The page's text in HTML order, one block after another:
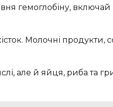
гемоглобіну, включай
Молочні продукти,
але й яйця, риба та